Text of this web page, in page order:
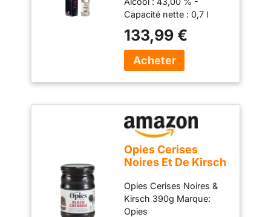
Capacité nette : 0,7 l
133,99 €
Opies Cerises
Noires Et De Kirsch
Opies Cerises Noires &
Kirsch 390g Marque:
Opies